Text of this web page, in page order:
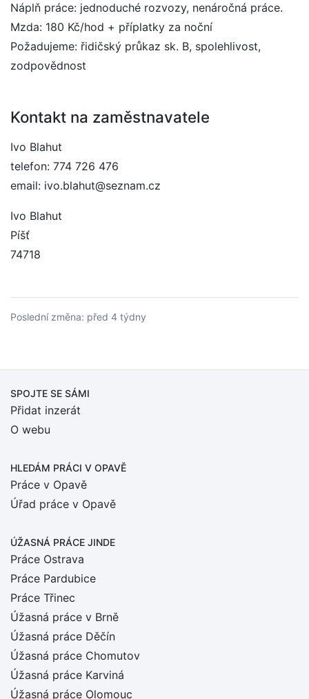
Náplň práce: jednoduché rozvozy, nenáročná práce.
Mzda: 180 Kč/hod + příplatky za noční
Požadujeme: řidičský průkaz sk. B, spolehlivost,
zodpovědnost
Kontakt na zaměstnavatele
Ivo Blahut
telefon: 774 726 476
email: ivo.blahut@seznam.cz
Ivo Blahut
Píšť
74718
Poslední změna: před 4 týdny
SPOJTE SE SÁMI
Přidat inzerát
O webu
HLEDÁM PRÁCI V OPAVĚ
Práce v Opavě
Úřad práce v Opavě
ÚŽASNÁ PRÁCE JINDE
Práce Ostrava
Práce Pardubice
Práce Třinec
Úžasná práce v Brně
Úžasná práce Děčín
Úžasná práce Chomutov
Úžasná práce Karviná
Úžasná práce Olomouc